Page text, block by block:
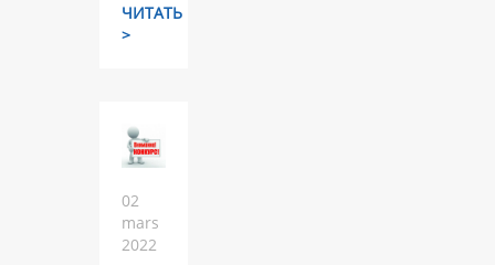
ЧИТАТЬ
>
02
mars
2022